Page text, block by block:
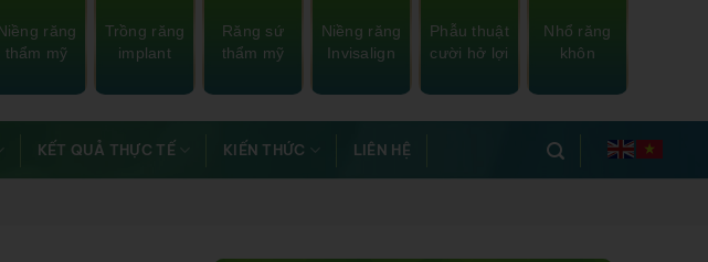
răng
thẩm mỹ
Trồng răng
implant
Răng sứ
thẩm mỹ
Niềng răng
Invisalign
Phẫu thuật
cười hở lợi
Nhổ răng
khôn
KẾT QUẢ THỰC TẾ KIẾN THỨC LIÊN HỆ